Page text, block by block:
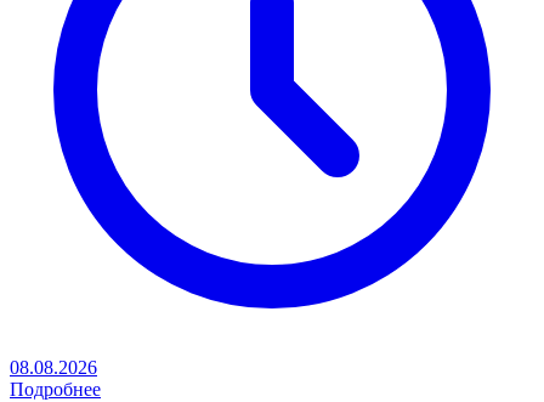
08.08.2026
Подробнее